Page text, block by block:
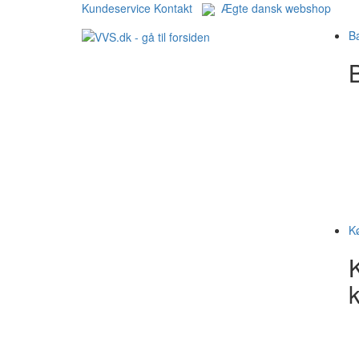
Kundeservice Kontakt
Ægte dansk webshop